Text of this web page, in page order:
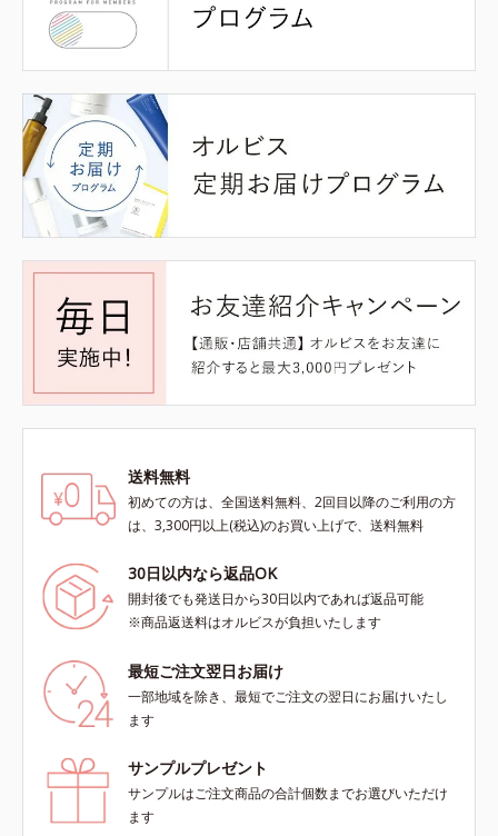
送料無料
初めての方は、全国送料無料、2回目以降のご利用の方
は、3,300円以上(税込)のお買い上げで、送料無料
30日以内なら返品OK
開封後でも発送日から30日以内であれば返品可能
※商品返送料はオルビスが負担いたします
最短ご注文翌日お届け
一部地域を除き、最短でご注文の翌日にお届けいたし
ます
サンプルプレゼント
サンプルはご注文商品の合計個数までお選びいただけ
ます